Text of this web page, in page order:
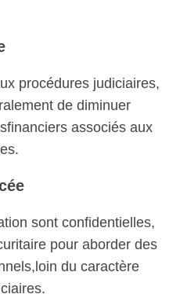
procédures judiciaires,
de diminuer
associés aux
sont confidentielles,
pour aborder des
du caractère